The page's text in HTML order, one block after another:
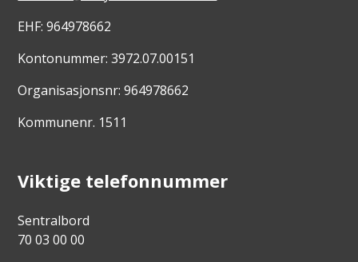
EHF: 964978662
Kontonummer: 3972.07.00151
Organisasjonsnr: 964978662
Kommunenr. 1511
Viktige telefonnummer
Sentralbord
70 03 00 00